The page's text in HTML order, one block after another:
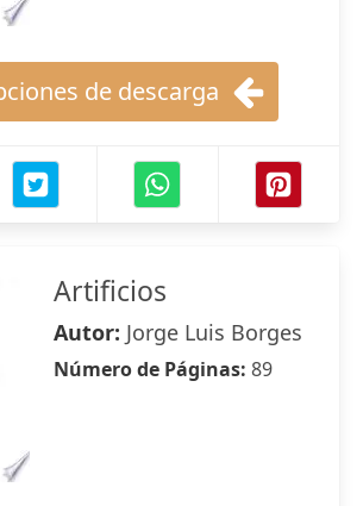
de descarga
Artificios
Autor: Jorge Luis Borges
Número de Páginas: 89